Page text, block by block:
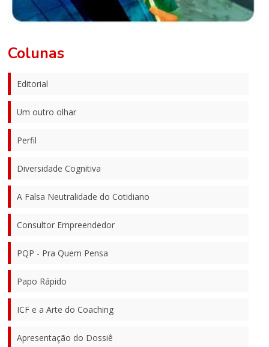
Colunas
Editorial
Um outro olhar
Perfil
Diversidade Cognitiva
A Falsa Neutralidade do Cotidiano
Consultor Empreendedor
PQP - Pra Quem Pensa
Papo Rápido
ICF e a Arte do Coaching
Apresentação do Dossiê